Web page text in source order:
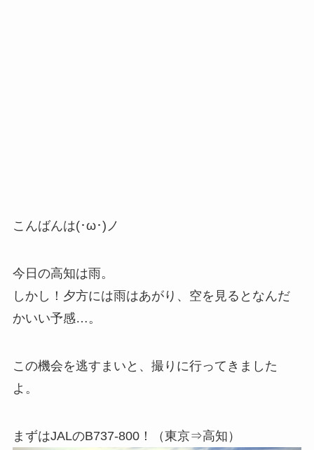
こんばんは(･ω･)ノ
今日の高知は雨。
しかし！夕方には雨はあがり、空を見るとなんだ
かいい予感…。
この機会を逃すまいと、撮りに行ってきました
よ。
まずはJALのB737-800！（東京⇒高知）